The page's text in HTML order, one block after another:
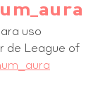
uso
de League of